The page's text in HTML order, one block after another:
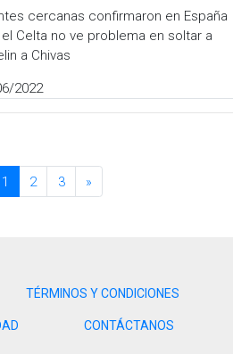
cercanas confirmaron en España
Celta no ve problema en soltar a
a Chivas
2022
1 2 3 »
TÉRMINOS Y CONDICIONES
CONTÁCTANOS